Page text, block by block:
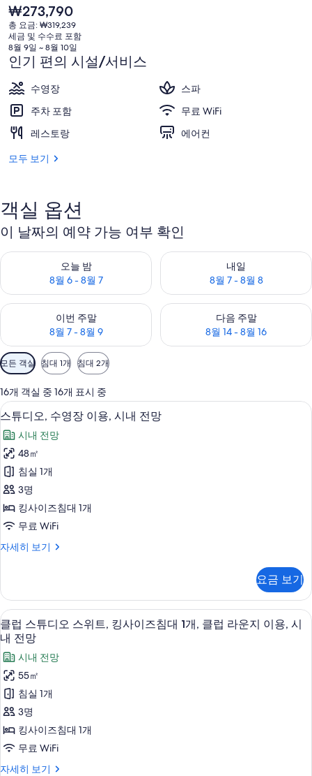
현
재
가
격
은
₩273,790
₩273,790
총 요금: ₩319,239
세금 및 수수료 포함
8월 9일 ~ 8월 10일
인기 편의 시설/서비스
수영장
스파
주차 포함
무료 WiFi
레스토랑
에어컨
모두 보기
객실 옵션
이 날짜의 예약 가능 여부 확인
오늘 밤
8월 6 - 8월 7
오늘 밤 예약 가능 여부 확인, 8월 6 - 8월 7
내일
8월 7 - 8월 8
내일 예약 가능 여부 확인, 8월
이번 주말
8월 7 - 8월 9
이번 주말 예약 가능 여부 확인, 8월 7 - 8월 9
다음 주말
8월 14 - 8월 16
다음 주말 예약 가능 여부 확인,
객
실
에
사
용
가
능
한
필
터
모든 객실 침대 1개 침대 2개
16개 객실 중 16개 표시 중
스
튜
디
오,
수
영
장
용,
내
전
망
사
진
모
두
보
기
고급 침구, 오리/거위털 이불, 객실 내
18
스튜디오, 수영장 이용, 시내 전망
시내 전망
48㎡
침실 1개
3명
킹사이즈침대 1개
무료 WiFi
자세히 보기
스
수
영
장
이
용,
시
내
전
망
자
히
보
요금 보기
클
럽
스
튜
디
오
스
위
트,
클럽 스튜디오 스위트, 킹사이즈침대
18
클럽 스튜디오 스위트, 킹사이즈침대 1개, 클럽 라운지 이용, 시
내 전망
시내 전망
55㎡
침실 1개
3명
킹사이즈침대 1개
무료 WiFi
자세히 보기
클